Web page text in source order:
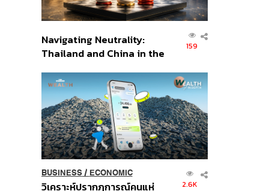
Navigating Neutrality:
Thailand and China in the
Order
159
BUSINESS/ ECONOMIC
วิเคราะห์ปรากฏการณ์คนแห่ 2.6K